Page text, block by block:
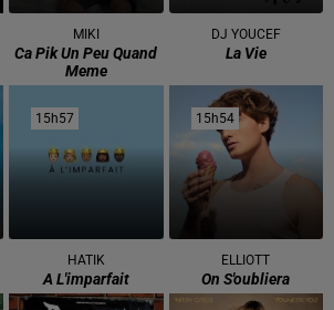
MIKI
Ca Pik Un Peu Quand
Meme
DJ YOUCEF
La Vie
15h57
15h57
HATIK
A L'imparfait
15h54
15h54
ELLIOTT
On S'oubliera